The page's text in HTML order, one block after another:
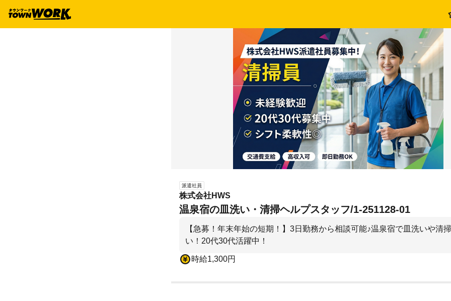
派遣社員
株式会社HWS
温泉宿の皿洗い・清掃ヘルプスタッフ/1-251128-01
【急募！年末年始の短期！】3日勤務から相談可能♪温泉宿で皿洗いや清
い！20代30代活躍中！
時給1,300円